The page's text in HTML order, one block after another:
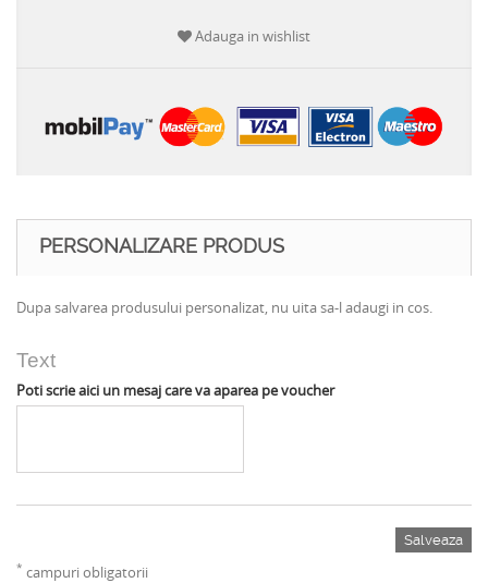
Adauga in wishlist
PERSONALIZARE PRODUS
Dupa salvarea produsului personalizat, nu uita sa-l adaugi in cos.
Text
Poti scrie aici un mesaj care va aparea pe voucher
Salveaza
* campuri obligatorii